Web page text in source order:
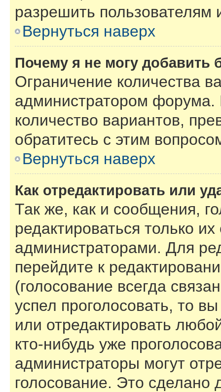
разрешить пользователям
Вернуться наверх
Почему я не могу добавить
Ограничение количества
администратором
количество вариантов,
обратитесь с этим
Вернуться наверх
Как отредактировать или
Так же, как и сообщения,
редактироваться только
администраторами. Для
перейдите к
(голосование всегда
успел проголосовать, то
или отредактировать
кто-нибудь уже
администраторы могут
голосование. Это сделано